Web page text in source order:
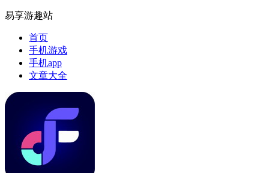
易享游趣站
首页
手机游戏
手机app
文章大全